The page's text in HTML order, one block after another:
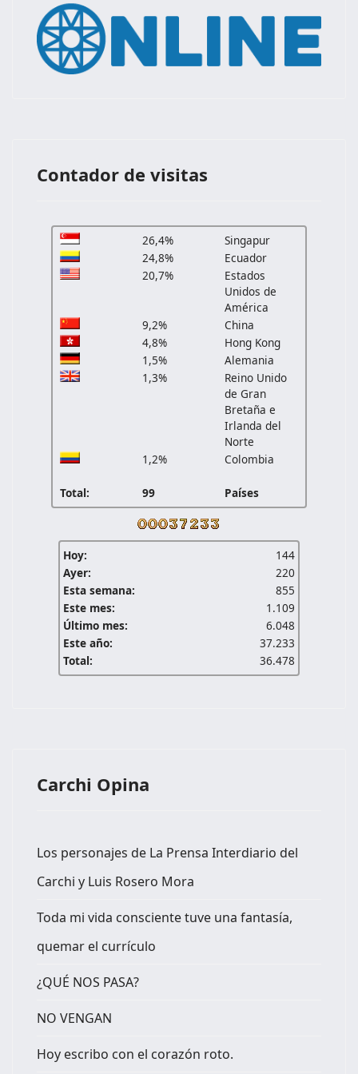
Contador de visitas
26,4%
Singapur
24,8%
Ecuador
20,7%
Estados
Unidos de
América
9,2%
China
4,8%
Hong Kong
1,5%
Alemania
1,3%
Reino Unido
de Gran
Bretaña e
Irlanda del
Norte
1,2%
Colombia
Total: 99 Países
Hoy:
144
Ayer:
220
Esta semana:
855
Este mes:
1.109
Último mes:
6.048
Este año:
37.233
Total:
36.478
Carchi Opina
Los personajes de La Prensa Interdiario del
Carchi y Luis Rosero Mora
Toda mi vida consciente tuve una fantasía,
quemar el currículo
¿QUÉ NOS PASA?
NO VENGAN
Hoy escribo con el corazón roto.